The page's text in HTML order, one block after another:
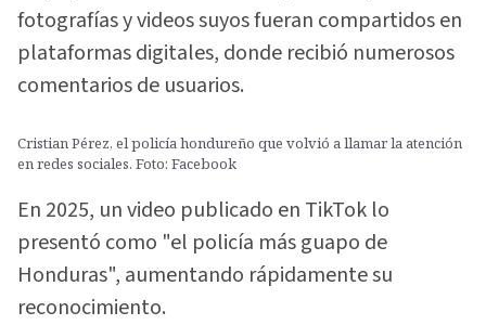
fotografías y videos suyos fueran compartidos en
plataformas digitales, donde recibió numerosos
comentarios de usuarios.
Cristian Pérez, el policía hondureño que volvió a llamar la atención
en redes sociales. Foto: Facebook
En 2025, un video publicado en TikTok lo
presentó como "el policía más guapo de
Honduras", aumentando rápidamente su
reconocimiento.